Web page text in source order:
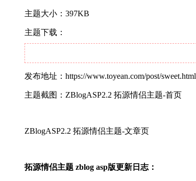
主题大小：397KB
主题下载：
发布地址：https://www.toyean.com/post/sweet.html
主题截图：ZBlogASP2.2 拓源情侣主题-首页
ZBlogASP2.2 拓源情侣主题-文章页
拓源情侣主题 zblog asp版更新日志：